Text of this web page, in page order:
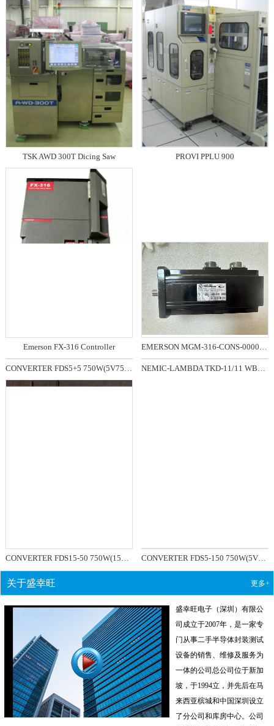
TSK AWD 300T Dicing Saw PROVI PPLU 900
Emerson FX-316 Controller EMERSON MGM-316-CONS-0000 MOTOR, SERVO 电机
CONVERTER FDS5+5 750W(5V75A，5V75A) NEMIC-LAMBDA TKD-11/11 WBL-PS11V11V
CONVERTER FDS15-50 750W(15V50A) CONVERTER FDS5-150 750W(5V150A)
更多+
关于盛幸旺
盛幸旺电子（深圳）有限公
司成立于2007年，是一家专
门从事二手半导体封装测试
设备的销售、维修及服务为
一体的公司总公司位于新加
坡，于1994立，并先后在马
来西亚槟城和中国深圳设立
了分公司和库房中心。公司